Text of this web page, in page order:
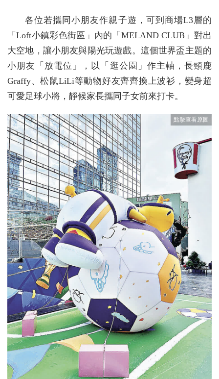
各位若攜同小朋友作親子遊，可到商場L3層的
「Loft小鎮彩色街區」內的「MELAND CLUB」對出
大空地，讓小朋友與陽光玩遊戲。這個世界盃主題的
小朋友「放電位」，以「逛公園」作主軸，長頸鹿
Graffy、松鼠LiLi等動物好友齊齊換上波衫，變身超
可愛足球小將，靜候家長攜同子女前來打卡。